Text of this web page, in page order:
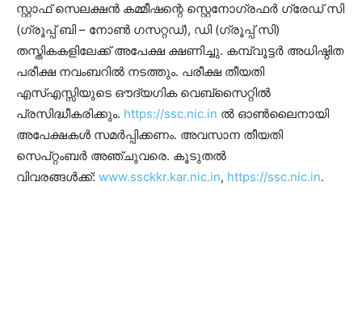
സ്റ്റാഫ് സെലക്ഷൻ കമ്മീഷന്റെ സ്റ്റെനോഗ്രഫർ ഗ്രേഡ് സി
(ഗ്രൂപ്പ് ബി – നോൺ ഗസറ്റഡ്), ഡി (ഗ്രൂപ്പ് സി)
തസ്തികകളിലേക്ക് അപേക്ഷ ക്ഷണിച്ചു. കമ്പ്വൂട്ടർ അധിഷ്ഠിത
പരീക്ഷ നവംബറിൽ നടത്തും. പരീക്ഷ തീയതി
എസ്എസ്സിയുടെ ഔദ്യഗിക വെബ്സൈറ്റിൽ
പ്രസിദ്ധീകരിക്കും. https://ssc.nic.in ൽ ഓൺലൈനായി
അപേക്ഷകൾ സമർപ്പിക്കണം. അവസാന തീയതി
സെപ്റ്റംബർ അഞ്ചുവരെ. കൂടുതൽ
വിവരങ്ങൾക്ക്: www.ssckkr.kar.nic.in, https://ssc.nic.in.